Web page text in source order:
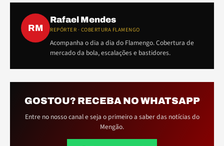
RM
Rafael Mendes
REPÓRTER · COBERTURA FLAMENGO
Acompanha o dia a dia do Flamengo. Cobertura de
mercado da bola, escalações e bastidores.
GOSTOU? RECEBA NO WHATSAPP
Entre no nosso canal e seja o primeiro a saber das notícias do
Mengão.